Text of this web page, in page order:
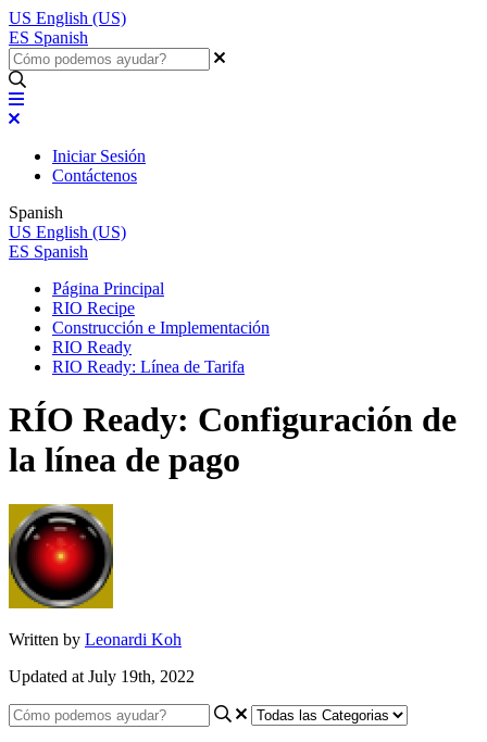
US English (US)
ES Spanish
Iniciar Sesión
Contáctenos
Spanish
US English (US)
ES Spanish
Página Principal
RIO Recipe
Construcción e Implementación
RIO Ready
RIO Ready: Línea de Tarifa
RÍO Ready: Configuración de
la línea de pago
Written by Leonardi Koh
Updated at July 19th, 2022